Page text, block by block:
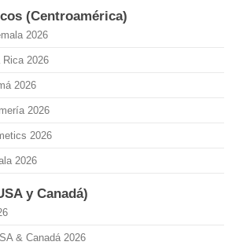
(Centroamérica)
2026
Rica 2026
2026
2026
2026
2026
y Canadá)
& Canadá 2026